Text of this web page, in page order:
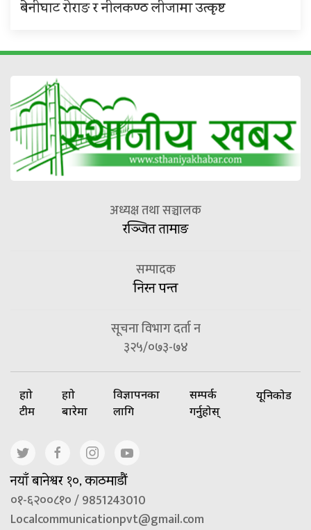
बेनीघाट रोराङ र नीलकण्ठ लीजामा उत्कृष्ट
अध्यक्ष तथा सञ्चालक
रञ्जित तामाङ
सम्पादक
निरन पन्त
सूचना विभाग दर्ता न
३२५/०७३-७४
हाम्रो
टीम
हाम्रो
बारेमा
विज्ञापनका
लागि
सम्पर्क
गर्नुहोस्
यूनिकोड
नयाँ बानेश्वर १०, काठमाडौं
०१-६२००८१० / 9851243010
Localcommunicationpvt@gmail.com